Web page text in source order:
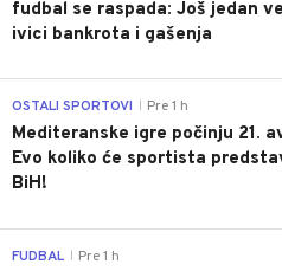
fudbal se raspada: Još jedan
ivici bankrota i gašenja
OSTALI SPORTOVI Pre 1 h
Mediteranske igre počinju 21.
Evo koliko će sportista
BiH!
FUDBAL Pre 1 h